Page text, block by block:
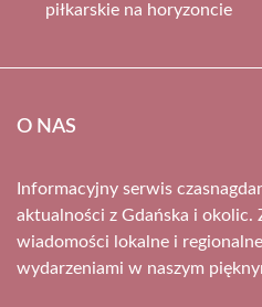
piłkarskie na horyzoncie
O NAS
Informacyjny serwis
aktualności z Gdańska i okolic.
wiadomości lokalne i
wydarzeniami w naszym